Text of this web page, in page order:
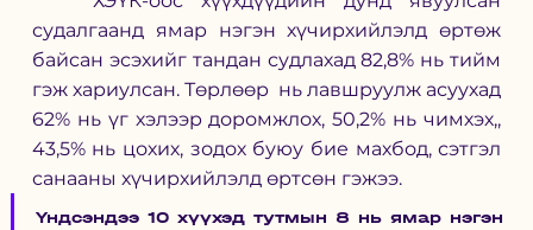
судалгаанд ямар нэгэн хүчирхийлэлд өртөж
байсан эсэхийг тандан судлахад 82,8% нь тийм
гэж хариулсан. Төрлөөр  нь лавшруулж асуухад
62% нь үг хэлээр доромжлох, 50,2% нь чимхэх,,
43,5% нь цохих, зодох буюу бие махбод, сэтгэл
санааны хүчирхийлэлд өртсөн гэжээ.
Үндсэндээ 10 хүүхэд тутмын 8 нь ямар нэгэн